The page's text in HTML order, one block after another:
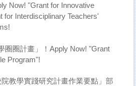
Now! "Grant for Innovative
for Interdisciplinary Teachers'
圈圈計畫」！Apply Now! "Grant
Program"!
院教學實踐研究計畫作業要點」部